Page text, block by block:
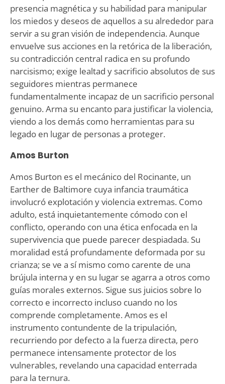
presencia magnética y su habilidad para manipular
los miedos y deseos de aquellos a su alrededor para
servir a su gran visión de independencia. Aunque
envuelve sus acciones en la retórica de la liberación,
su contradicción central radica en su profundo
narcisismo; exige lealtad y sacrificio absolutos de sus
seguidores mientras permanece
fundamentalmente incapaz de un sacrificio personal
genuino. Arma su encanto para justificar la violencia,
viendo a los demás como herramientas para su
legado en lugar de personas a proteger.
Amos Burton
Amos Burton es el mecánico del Rocinante, un
Earther de Baltimore cuya infancia traumática
involucró explotación y violencia extremas. Como
adulto, está inquietantemente cómodo con el
conflicto, operando con una ética enfocada en la
supervivencia que puede parecer despiadada. Su
moralidad está profundamente deformada por su
crianza; se ve a sí mismo como carente de una
brújula interna y en su lugar se agarra a otros como
guías morales externos. Sigue sus juicios sobre lo
correcto e incorrecto incluso cuando no los
comprende completamente. Amos es el
instrumento contundente de la tripulación,
recurriendo por defecto a la fuerza directa, pero
permanece intensamente protector de los
vulnerables, revelando una capacidad enterrada
para la ternura.